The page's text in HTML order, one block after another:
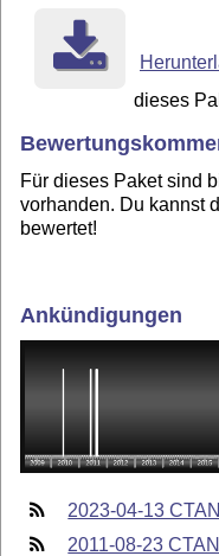
dieses
Für dieses Paket sind
vorhanden. Du kannst
bewertet!
Ankündigungen
2023-04-13
2011-08-23